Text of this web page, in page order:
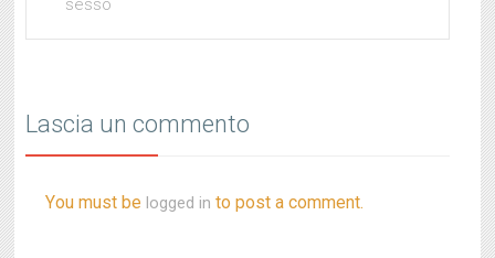
sesso
Lascia un commento
You must be logged in to post a comment.